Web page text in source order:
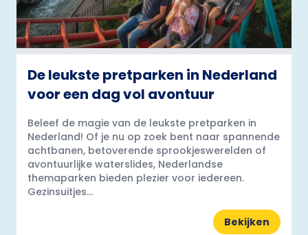
De leukste pretparken in Nederland
voor een dag vol avontuur
Beleef de magie van de leukste pretparken in
Nederland! Of je nu op zoek bent naar spannende
achtbanen, betoverende sprookjeswerelden of
avontuurlijke waterslides, Nederlandse
themaparken bieden plezier voor iedereen.
Gezinsuitjes...
Bekijken